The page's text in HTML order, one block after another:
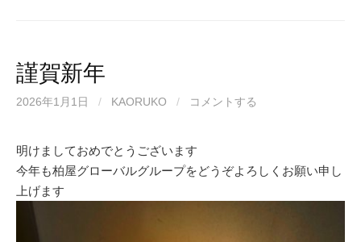
b
o
k
謹賀新年
2026年1月1日 / KAORUKO / コメントする
明けましておめでとうございます
今年も柏屋グローバルグループをどうぞよろしくお願い申し
上げます